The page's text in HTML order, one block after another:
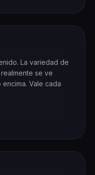
La variedad de
se ve
Vale cada